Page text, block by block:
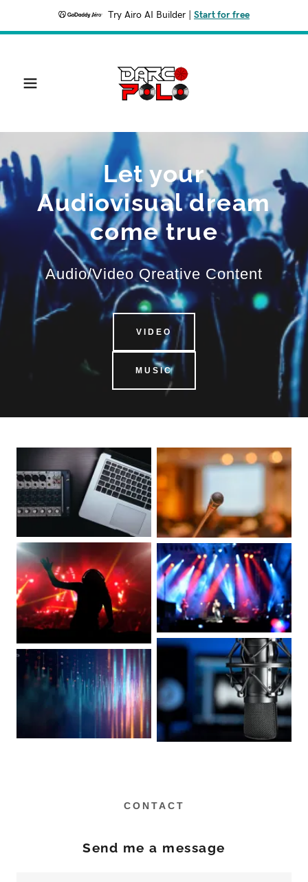
Try Airo AI Builder Start for free
Let your
Audiovisual dream
come true
Audio/Video Qreative Content
VIDEO
MUSIC
CONTACT
Send me a message